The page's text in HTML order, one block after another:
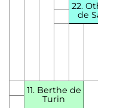
22.Othon
de Savoie
11. Berthe de
Turin